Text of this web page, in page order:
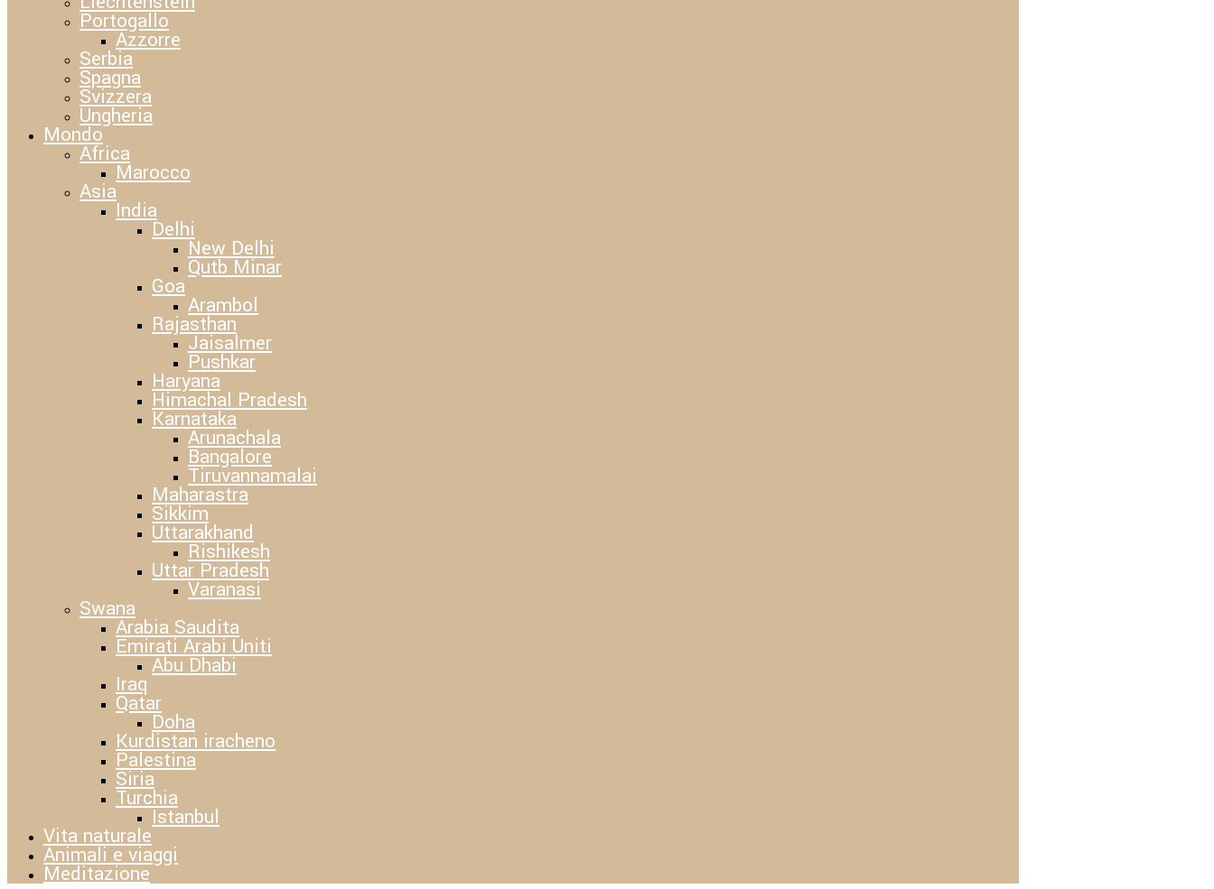
Portogallo
Azzorre
Serbia
Spagna
Svizzera
Ungheria
Mondo
Africa
Marocco
Asia
India
Delhi
New Delhi
Qutb Minar
Goa
Arambol
Rajasthan
Jaisalmer
Pushkar
Haryana
Himachal Pradesh
Karnataka
Arunachala
Bangalore
Tiruvannamalai
Maharastra
Sikkim
Uttarakhand
Rishikesh
Uttar Pradesh
Varanasi
Swana
Arabia Saudita
Emirati Arabi Uniti
Abu Dhabi
Iraq
Qatar
Doha
Kurdistan iracheno
Palestina
Siria
Turchia
Istanbul
Vita naturale
Animali e viaggi
Meditazione